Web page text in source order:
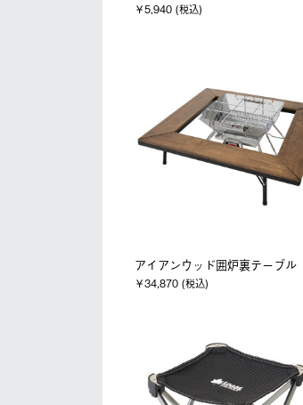
￥5,940 (税込)
アイアンウッド囲炉裏テーブル
￥34,870 (税込)